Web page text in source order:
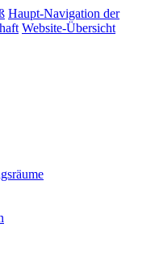
Haupt-Navigation der
Website-Übersicht